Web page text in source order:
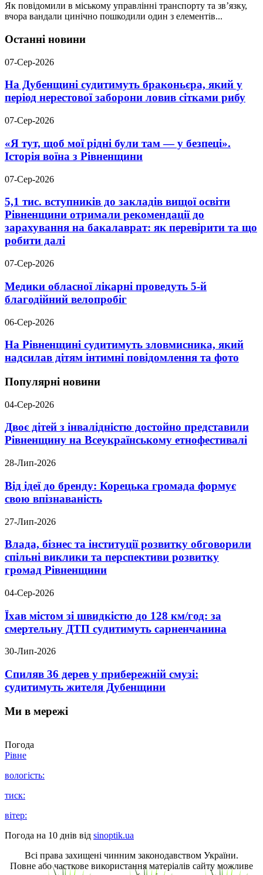
Як повідомили в міському управлінні транспорту та зв’язку,
вчора вандали цинічно пошкодили один з елементів...
Останні новини
07-Сер-2026
На Дубенщині судитимуть браконьєра, який у
період нерестової заборони ловив сітками рибу
07-Сер-2026
«Я тут, щоб мої рідні були там — у безпеці».
Історія воїна з Рівненщини
07-Сер-2026
5,1 тис. вступників до закладів вищої освіти
Рівненщини отримали рекомендації до
зарахування на бакалаврат: як перевірити та що
робити далі
07-Сер-2026
Медики обласної лікарні проведуть 5-й
благодійний велопробіг
06-Сер-2026
На Рівненщині судитимуть зловмисника, який
надсилав дітям інтимні повідомлення та фото
Популярні новини
04-Сер-2026
Двоє дітей з інвалідністю достойно представили
Рівненщину на Всеукраїнському етнофестивалі
28-Лип-2026
Від ідеї до бренду: Корецька громада формує
свою впізнаваність
27-Лип-2026
Влада, бізнес та інституції розвитку обговорили
спільні виклики та перспективи розвитку
громад Рівненщини
04-Сер-2026
Їхав містом зі швидкістю до 128 км/год: за
смертельну ДТП судитимуть сарненчанина
30-Лип-2026
Спиляв 36 дерев у прибережній смузі:
судитимуть жителя Дубенщини
Ми в мережі
Погода
Рівне
вологість:
тиск:
вітер:
Погода на 10 днів від sinoptik.ua
Всі права захищені чинним законодавством України.
Повне або часткове використання матеріалів сайту можливе